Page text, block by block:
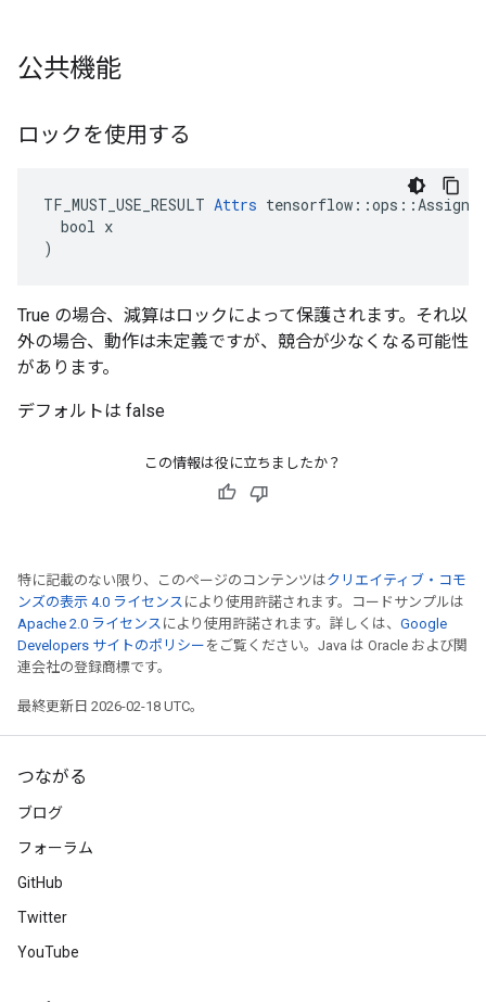
公共機能
ロックを使用する
TF_MUST_USE_RESULT Attrs
  bool x
)
True の場合、減算はロックによって保護されます。それ以
外の場合、動作は未定義ですが、競合が少なくなる可能性
があります。
デフォルトは false
この情報は役に立ちましたか？
特に記載のない限り、このページのコンテンツはクリエイティブ・コモ
ンズの表示 4.0 ライセンス により使用許諾されます。コードサンプルは
Apache 2.0 ライセンス により使用許諾されます。詳しくは、 Google
Developers サイトのポリシー をご覧ください。Java は Oracle および関
連会社の登録商標です。
最終更新日 2026-02-18 UTC。
つながる
ブログ
フォーラム
GitHub
Twitter
YouTube